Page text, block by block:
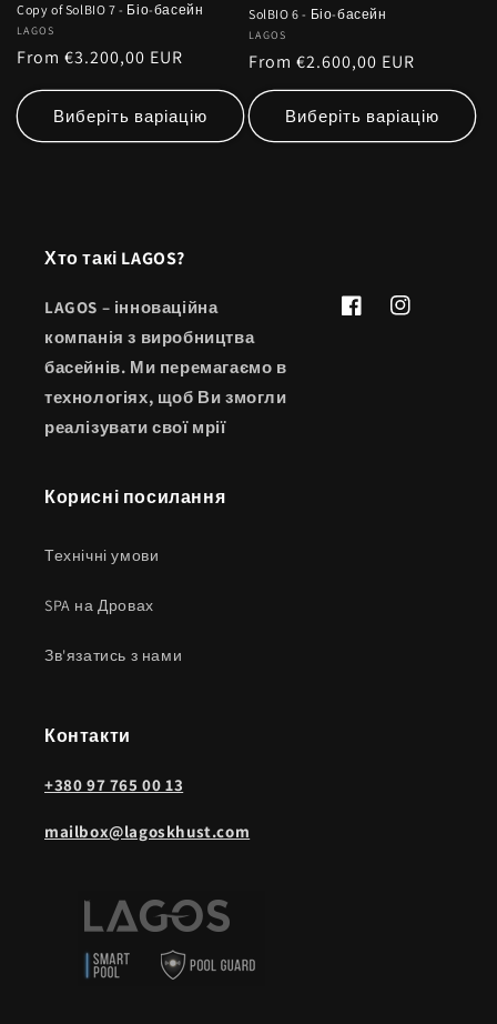
Copy of SolBIO 7 - Біо-басейн
Vendor:
LAGOS
Regular
price
From €3.200,00 EUR
Виберіть варіацію
SolBIO 6 - Біо-басейн
Vendor:
LAGOS
Regular
price
From €2.600,00 EUR
Виберіть варіацію
Хто такі LAGOS?
LAGOS – інноваційна
компанія з виробництва
басейнів. Ми перемагаємо в
технологіях, щоб Ви змогли
реалізувати свої мрії
Корисні посилання
Технічні умови
SPA на Дровах
Зв'язатись з нами
Контакти
+38‎0 97 765 00 13
mailbox@lagoskhust.com
FacebookInstagram